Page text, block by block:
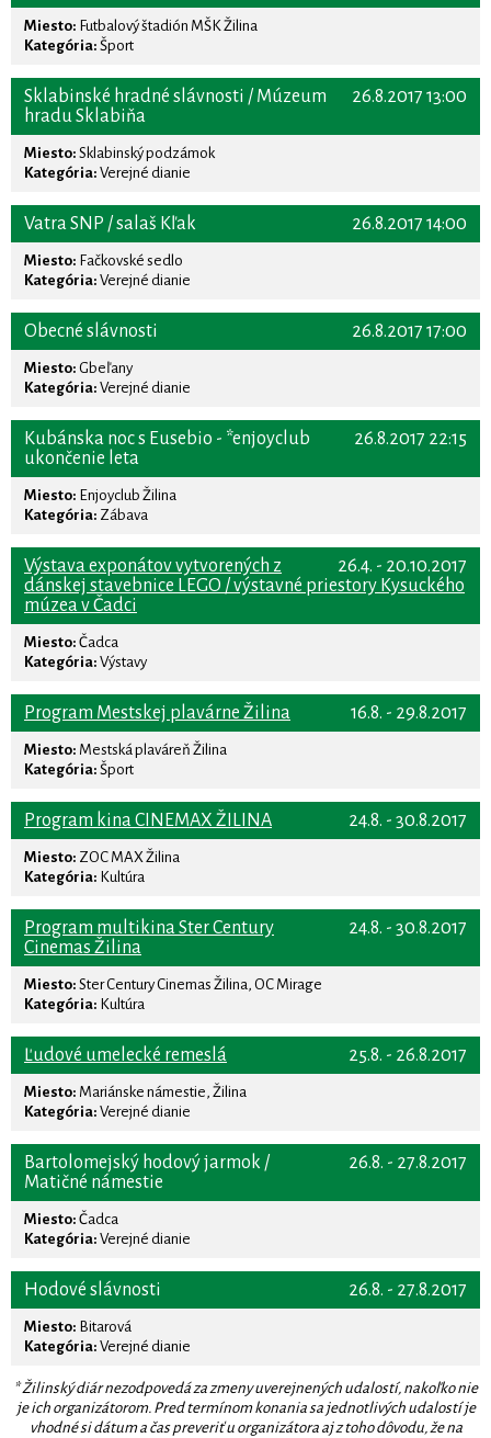
Miesto: Futbalový štadión MŠK Žilina
Kategória: Šport
26.8.2017 13:00
Sklabinské hradné slávnosti / Múzeum
hradu Sklabiňa
Miesto: Sklabinský podzámok
Kategória: Verejné dianie
26.8.2017 14:00
Vatra SNP / salaš Kľak
Miesto: Fačkovské sedlo
Kategória: Verejné dianie
26.8.2017 17:00
Obecné slávnosti
Miesto: Gbeľany
Kategória: Verejné dianie
26.8.2017 22:15
Kubánska noc s Eusebio - *enjoyclub
ukončenie leta
Miesto: Enjoyclub Žilina
Kategória: Zábava
26.4. - 20.10.2017
Výstava exponátov vytvorených z
dánskej stavebnice LEGO / výstavné priestory Kysuckého
múzea v Čadci
Miesto: Čadca
Kategória: Výstavy
16.8. - 29.8.2017
Program Mestskej plavárne Žilina
Miesto: Mestská plaváreň Žilina
Kategória: Šport
24.8. - 30.8.2017
Program kina CINEMAX ŽILINA
Miesto: ZOC MAX Žilina
Kategória: Kultúra
24.8. - 30.8.2017
Program multikina Ster Century
Cinemas Žilina
Miesto: Ster Century Cinemas Žilina, OC Mirage
Kategória: Kultúra
25.8. - 26.8.2017
Ľudové umelecké remeslá
Miesto: Mariánske námestie, Žilina
Kategória: Verejné dianie
26.8. - 27.8.2017
Bartolomejský hodový jarmok /
Matičné námestie
Miesto: Čadca
Kategória: Verejné dianie
26.8. - 27.8.2017
Hodové slávnosti
Miesto: Bitarová
Kategória: Verejné dianie
* Žilinský diár nezodpovedá za zmeny uverejnených udalostí, nakoľko nie
je ich organizátorom. Pred termínom konania sa jednotlivých udalostí je
vhodné si dátum a čas preveriť u organizátora aj z toho dôvodu, že na